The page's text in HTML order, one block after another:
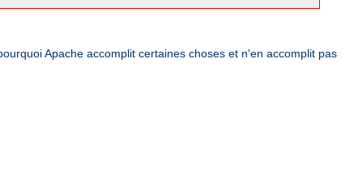
Apache accomplit certaines choses et n'en accomplit pas